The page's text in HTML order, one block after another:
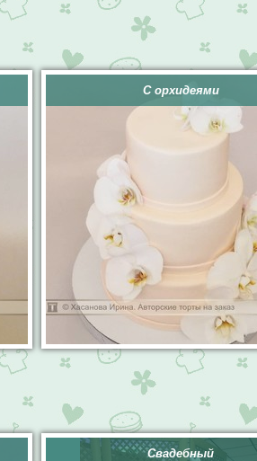
С орхидеями
Свадебный